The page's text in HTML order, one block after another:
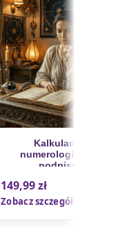
Kalkulacja
numerologiczna
podpisu
149,99zł
Zobacz szczegóły →